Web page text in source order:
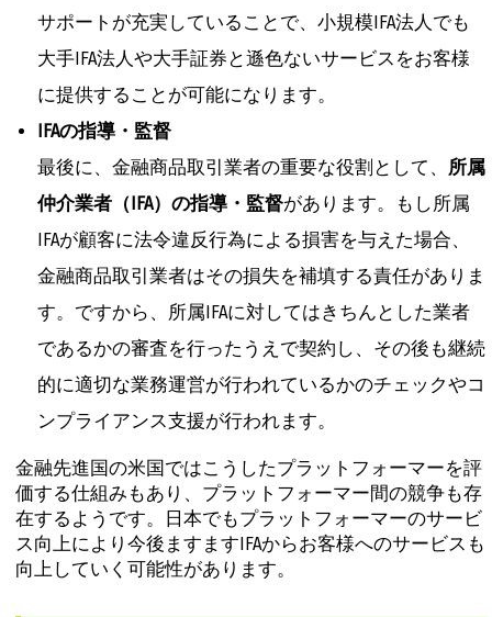
サポートが充実していることで、小規模IFA法人でも
大手IFA法人や大手証券と遜色ないサービスをお客様
に提供することが可能になります。
IFAの指導・監督
最後に、金融商品取引業者の重要な役割として、 所属
仲介業者（IFA）の指導・監督があります。もし所属
IFAが顧客に法令違反行為による損害を与えた場合、
金融商品取引業者はその損失を補填する責任がありま
す。ですから、所属IFAに対してはきちんとした業者
であるかの審査を行ったうえで契約し、その後も継続
的に適切な業務運営が行われているかのチェックやコ
ンプライアンス支援が行われます。
金融先進国の米国ではこうしたプラットフォーマーを評
価する仕組みもあり、プラットフォーマー間の競争も存
在するようです。日本でもプラットフォーマーのサービ
ス向上により今後ますますIFAからお客様へのサービスも
向上していく可能性があります。